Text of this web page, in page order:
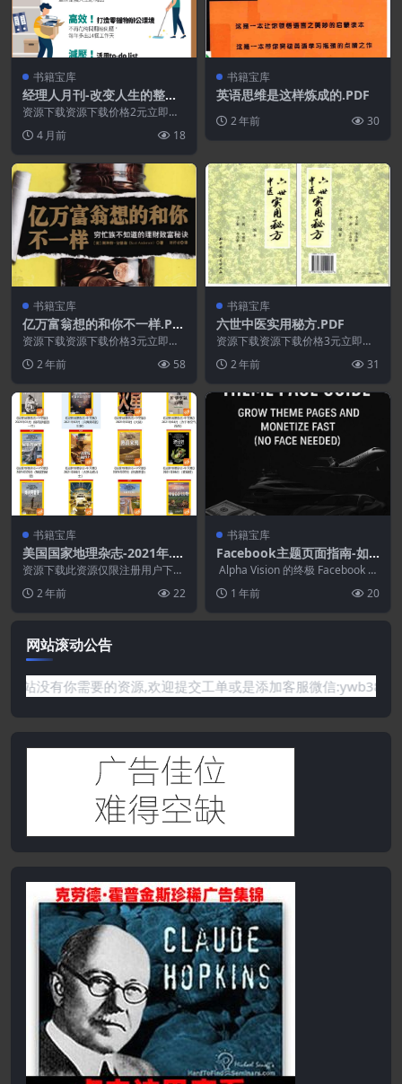
书籍宝库
经理人月刊-改变人生的整理
术.PDF
资源下载资源下载价格2元立即购
4 月前 18
书籍宝库
英语思维是这样炼成的.PDF
2 年前 30
书籍宝库
亿万富翁想的和你不一样.PD
F
资源下载资源下载价格3元立即购
2 年前 58
书籍宝库
六世中医实用秘方.PDF
资源下载资源下载价格3元立即购
2 年前 31
书籍宝库
美国国家地理杂志-2021年.P
DF
资源下载此资源仅限注册用户下
载，请先登录特别提醒:本网站不
保证所有资源永久更新资...
2 年前 22
书籍宝库
Facebook主题页面指南-如
何在没有任何技能的情况下在
Facebook 上每月赚取 5,000
美元.PDF
Alpha Vision 的终极 Facebook 主
题页面蓝图，助您快速打造...
1 年前 20
网站滚动公告
题或是网站没有你需要的资源,欢迎提交工单或是添加客服微信